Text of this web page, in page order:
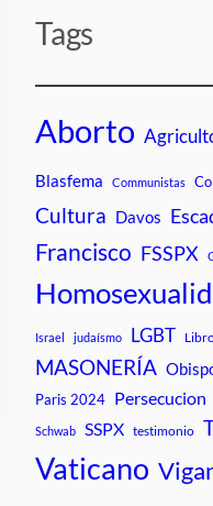
Tags
Aborto
Blasfema Communistas
Cultura Davos
Francisco FSSPX
Israel judaísmo LGBT
MASONERÍA
Paris 2024 Persecucion
Schwab SSPX testimonio
Vaticano